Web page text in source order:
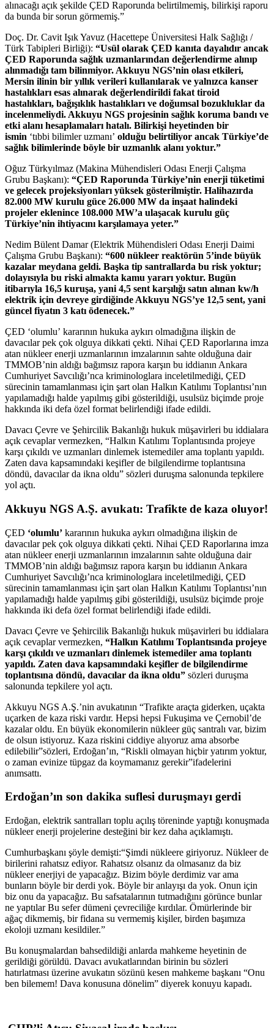
alınacağı açık şekilde ÇED Raporunda belirtilmemiş, bilirkişi raporu
da bunda bir sorun görmemiş.”
Doç. Dr. Cavit Işık Yavuz (Hacettepe Üniversitesi Halk Sağlığı /
Türk Tabipleri Birliği): “Usül olarak ÇED kanıta dayalıdır ancak
ÇED Raporunda sağlık uzmanlarından değerlendirme alınıp
alınmadığı tam bilinmiyor. Akkuyu NGS’nin olası etkileri,
Mersin ilinin bir yıllık verileri kullanılarak ve yalnızca kanser
hastalıkları esas alınarak değerlendirildi fakat tiroid
hastalıkları, bağışıklık hastalıkları ve doğumsal bozukluklar da
incelenmeliydi. Akkuyu NGS projesinin sağlık koruma bandı ve
etki alanı hesaplamaları hatalı. Bilirkişi heyetinden bir
ismin ‘tıbbi bilimler uzmanı’ olduğu belirtiliyor ancak Türkiye’de
sağlık bilimlerinde böyle bir uzmanlık alanı yoktur.”
Oğuz Türkyılmaz (Makina Mühendisleri Odası Enerji Çalışma
Grubu Başkanı): “ÇED Raporunda Türkiye’nin enerji tüketimi
ve gelecek projeksiyonları yüksek gösterilmiştir. Halihazırda
82.000 MW kurulu güce 26.000 MW da inşaat halindeki
projeler eklenince 108.000 MW’a ulaşacak kurulu güç
Türkiye’nin ihtiyacını karşılamaya yeter.”
Nedim Bülent Damar (Elektrik Mühendisleri Odası Enerji Daimi
Çalışma Grubu Başkanı): “600 nükleer reaktörün 5’inde büyük
kazalar meydana geldi. Başka tip santrallarda bu risk yoktur;
dolayısıyla bu riski almakta kamu yararı yoktur. Bugün
itibarıyla 16,5 kuruşa, yani 4,5 sent karşılığı satın alınan kw/h
elektrik için devreye girdiğinde Akkuyu NGS’ye 12,5 sent, yani
güncel fiyatın 3 katı ödenecek.”
ÇED ‘olumlu’ kararının hukuka aykırı olmadığına ilişkin de
davacılar pek çok olguya dikkati çekti. Nihai ÇED Raporlarına imza
atan nükleer enerji uzmanlarının imzalarının sahte olduğuna dair
TMMOB’nin aldığı bağımsız rapora karşın bu iddianın Ankara
Cumhuriyet Savcılığı’nca kriminologlara inceletilmediği, ÇED
sürecinin tamamlanması için şart olan Halkın Katılımı Toplantısı’nın
yapılamadığı halde yapılmış gibi gösterildiği, usulsüz biçimde proje
hakkında iki defa özel format belirlendiği ifade edildi.
Davacı Çevre ve Şehircilik Bakanlığı hukuk müşavirleri bu iddialara
açık cevaplar vermezken, “Halkın Katılımı Toplantısında projeye
karşı çıkıldı ve uzmanları dinlemek istemediler ama toplantı yapıldı.
Zaten dava kapsamındaki keşifler de bilgilendirme toplantısına
döndü, davacılar da ikna oldu” sözleri duruşma salonunda tepkilere
yol açtı.
Akkuyu NGS A.Ş. avukatı: Trafikte de kaza oluyor!
ÇED ‘olumlu’ kararının hukuka aykırı olmadığına ilişkin de
davacılar pek çok olguya dikkati çekti. Nihai ÇED Raporlarına imza
atan nükleer enerji uzmanlarının imzalarının sahte olduğuna dair
TMMOB’nin aldığı bağımsız rapora karşın bu iddianın Ankara
Cumhuriyet Savcılığı’nca kriminologlara inceletilmediği, ÇED
sürecinin tamamlanması için şart olan Halkın Katılımı Toplantısı’nın
yapılamadığı halde yapılmış gibi gösterildiği, usulsüz biçimde proje
hakkında iki defa özel format belirlendiği ifade edildi.
Davacı Çevre ve Şehircilik Bakanlığı hukuk müşavirleri bu iddialara
açık cevaplar vermezken, “Halkın Katılımı Toplantısında projeye
karşı çıkıldı ve uzmanları dinlemek istemediler ama toplantı
yapıldı. Zaten dava kapsamındaki keşifler de bilgilendirme
toplantısına döndü, davacılar da ikna oldu” sözleri duruşma
salonunda tepkilere yol açtı.
Akkuyu NGS A.Ş.’nin avukatının “Trafikte araçta giderken, uçakta
uçarken de kaza riski vardır. Hepsi hepsi Fukuşima ve Çernobil’de
kazalar oldu. En büyük ekonomilerin nükleer güç santralı var, bizim
de olsun istiyoruz. Kaza riskini ciddiye alıyoruz ama absorbe
edilebilir”sözleri, Erdoğan’ın, “Riskli olmayan hiçbir yatırım yoktur,
o zaman evinize tüpgaz da koymamanız gerekir”ifadelerini
anımsattı.
Erdoğan’ın son dakika suflesi duruşmayı gerdi
Erdoğan, elektrik santralları toplu açılış töreninde yaptığı konuşmada
nükleer enerji projelerine desteğini bir kez daha açıklamıştı.
Cumhurbaşkanı şöyle demişti:“Şimdi nükleere giriyoruz. Nükleer de
birilerini rahatsız ediyor. Rahatsız olsanız da olmasanız da biz
nükleer enerjiyi de yapacağız. Bizim böyle derdimiz var ama
bunların böyle bir derdi yok. Böyle bir anlayışı da yok. Onun için
biz onu da yapacağız. Bu safsatalarının tutmadığını görünce bunlar
ne yaptılar Bu sefer dümeni çevreciliğe kırdılar. Ömürlerinde bir
ağaç dikmemiş, bir fidana su vermemiş kişiler, birden başımıza
ekoloji uzmanı kesildiler.”
Bu konuşmalardan bahsedildiği anlarda mahkeme heyetinin de
gerildiği görüldü. Davacı avukatlarından birinin bu sözleri
hatırlatması üzerine avukatın sözünü kesen mahkeme başkanı “Onu
ben bilemem! Dava konusuna dönelim” diyerek konuyu kapadı.